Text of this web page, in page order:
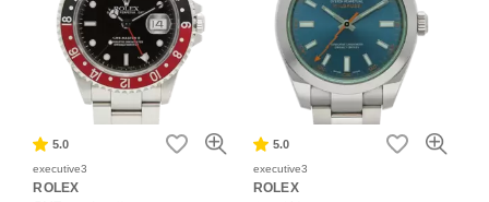
5.0
executive3
ROLEX
5.0
executive3
ROLEX